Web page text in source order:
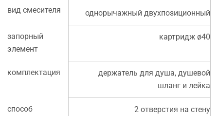
вид смесителя однорычажный двухпозиционный
запорный
элемент
картридж ø40
комплектация
держатель для душа, душевой
шланг и лейка
способ
2 отверстия на стену